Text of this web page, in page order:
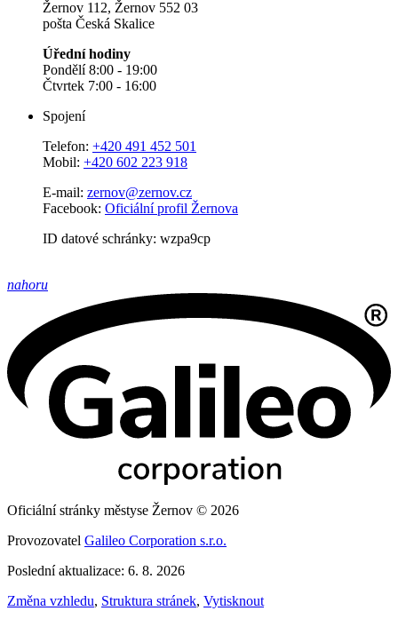
Žernov 112, Žernov 552 03
pošta Česká Skalice
Úřední hodiny
Pondělí 8:00 - 19:00
Čtvrtek 7:00 - 16:00
Spojení
Telefon: +420 491 452 501
Mobil: +420 602 223 918
E-mail: zernov@zernov.cz
Facebook: Oficiální profil Žernova
ID datové schránky: wzpa9cp
nahoru
Oficiální stránky městyse Žernov © 2026
Provozovatel Galileo Corporation s.r.o.
Poslední aktualizace: 6. 8. 2026
Změna vzhledu, Struktura stránek, Vytisknout